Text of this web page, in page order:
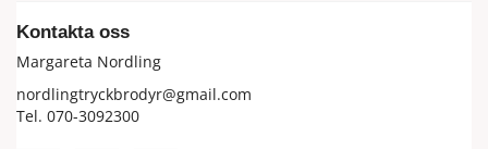
Kontakta oss
Margareta Nordling
nordlingtryckbrodyr@gmail.com
Tel. 070-3092300